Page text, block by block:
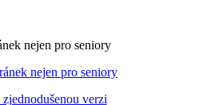
nejen pro seniory
verzi